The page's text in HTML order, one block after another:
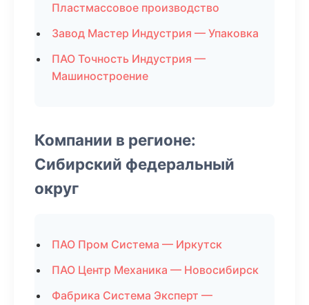
Пластмассовое производство
Завод Мастер Индустрия — Упаковка
ПАО Точность Индустрия —
Машиностроение
Компании в регионе:
Сибирский федеральный
округ
ПАО Пром Система — Иркутск
ПАО Центр Механика — Новосибирск
Фабрика Система Эксперт —